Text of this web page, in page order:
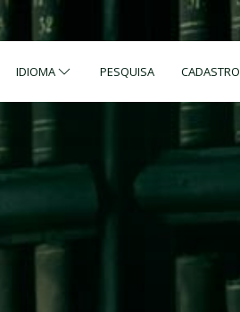
IDIOMA PESQUISA CADASTRO